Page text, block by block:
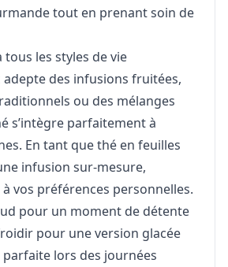
tout en prenant soin de
tous les styles de vie
adepte des infusions fruitées,
ou des mélanges
s’intègre parfaitement à
En tant que thé en feuilles
infusion sur-mesure,
à vos préférences personnelles.
pour un moment de détente
pour une version glacée
lors des journées